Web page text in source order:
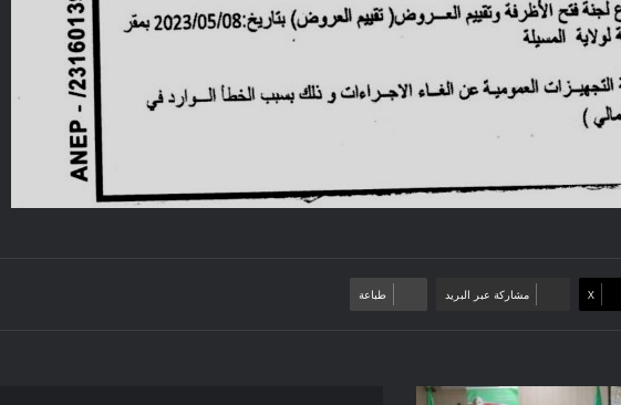
‫X مشاركة عبر البريد طباعة